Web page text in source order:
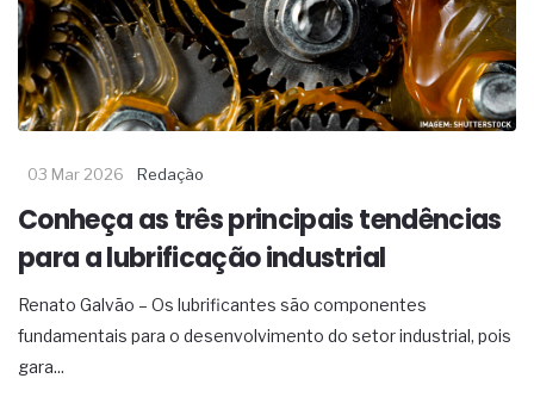
03 Mar 2026 Redação
Conheça as três principais tendências
para a lubrificação industrial
Renato Galvão – Os lubrificantes são componentes
fundamentais para o desenvolvimento do setor industrial, pois
gara...